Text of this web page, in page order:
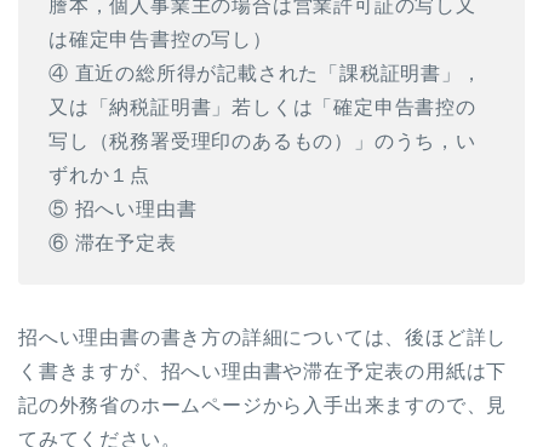
謄本，個人事業主の場合は営業許可証の写し又
は確定申告書控の写し）
④ 直近の総所得が記載された「課税証明書」，
又は「納税証明書」若しくは「確定申告書控の
写し（税務署受理印のあるもの）」のうち，い
ずれか１点
⑤ 招へい理由書
⑥ 滞在予定表
招へい理由書の書き方の詳細については、後ほど詳し
く書きますが、招へい理由書や滞在予定表の用紙は下
記の外務省のホームページから入手出来ますので、見
てみてください。